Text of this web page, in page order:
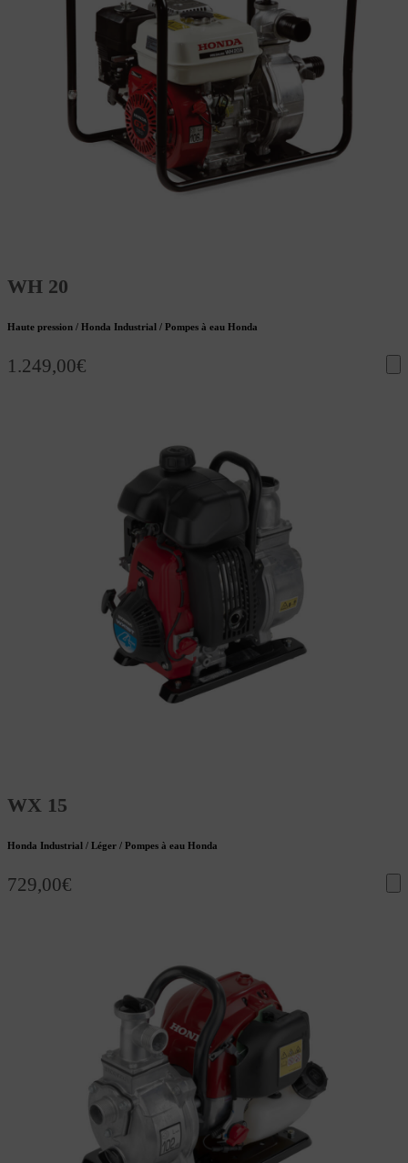
WH 20
Haute pression / Honda Industrial / Pompes à eau Honda
1.249,00€
WX 15
Honda Industrial / Léger / Pompes à eau Honda
729,00€